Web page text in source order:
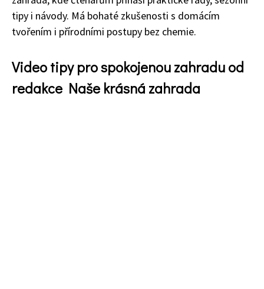
tipy i návody. Má bohaté zkušenosti s domácím
tvořením i přírodními postupy bez chemie.
Video tipy pro spokojenou zahradu od
redakce Naše krásná zahrada